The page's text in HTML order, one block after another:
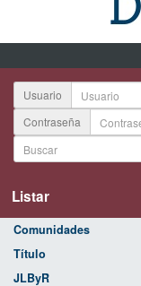
Usuario
Contraseña
Listar
Comunidades
Título
JLByR